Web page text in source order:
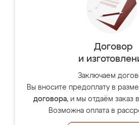
Договор
и
Заключаем
Вы вносите предоплату в
договора, и мы отдаём заказ
Возможна оплата в